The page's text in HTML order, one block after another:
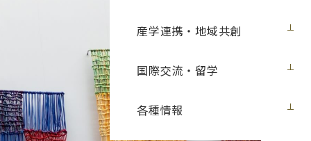
産学連携・地域共創
国際交流・留学
各種情報